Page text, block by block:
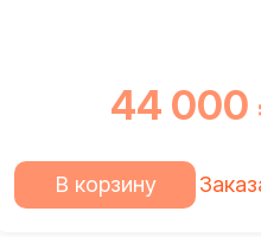
44 000
В корзину